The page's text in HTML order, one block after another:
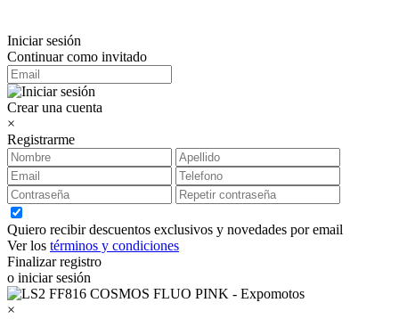
Iniciar sesión
Continuar como invitado
Crear una cuenta
×
Registrarme
Quiero recibir descuentos exclusivos y novedades por email
Ver los términos y condiciones
Finalizar registro
o iniciar sesión
×